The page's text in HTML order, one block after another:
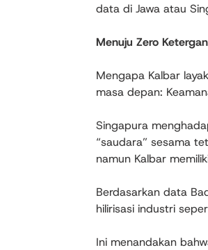
data di Jawa atau
Menuju Zero
Mengapa Kalbar
masa depan:
Singapura
“saudara” sesama
namun Kalbar
Berdasarkan data
hilirisasi industri
Ini menandakan